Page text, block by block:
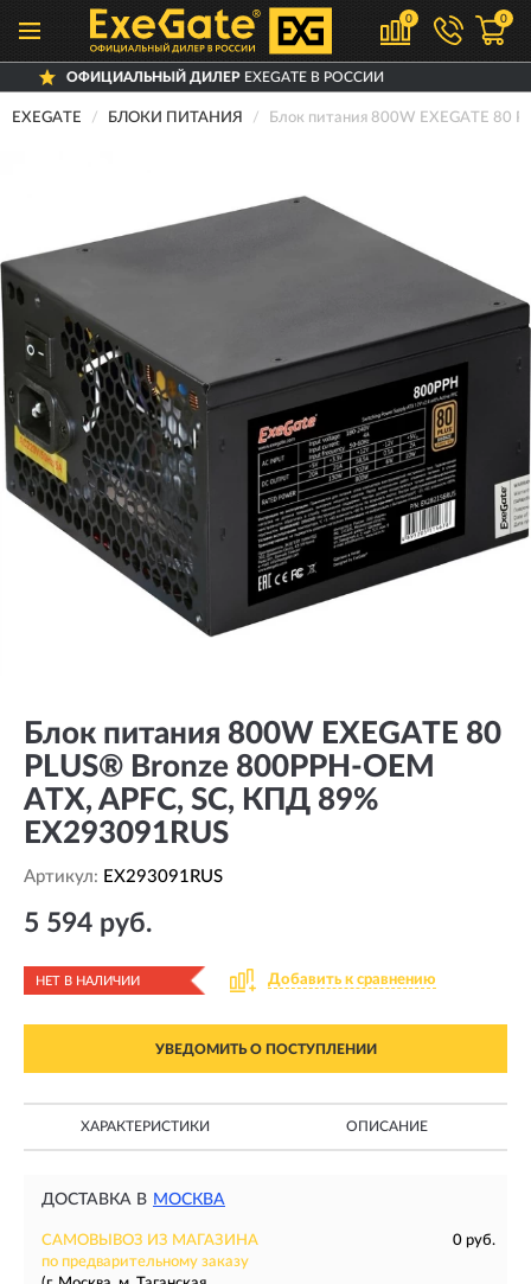
0 0
ДИЛЕРEXEGATE В РОССИИ
EXEGATE БЛОКИ ПИТАНИЯ Блок питания 800W EXEGATE 80
Блок питания 800W EXEGATE 80
PLUS® Bronze 800PPH-OEM
ATX, APFC, SC, КПД 89%
EX293091RUS
Артикул: EX293091RUS
5 594 руб.
НЕТ В НАЛИЧИИ Добавить к сравнению
УВЕДОМИТЬ О ПОСТУПЛЕНИИ
ХАРАКТЕРИСТИКИ ОПИСАНИЕ
ДОСТАВКА В МОСКВА
САМОВЫВОЗ ИЗ МАГАЗИНА
0 руб.
по предварительному заказу